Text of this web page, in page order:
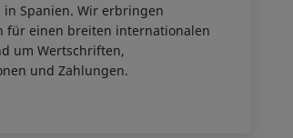
in Spanien. Wir erbringen
für einen breiten internationalen
um Wertschriften,
und Zahlungen.